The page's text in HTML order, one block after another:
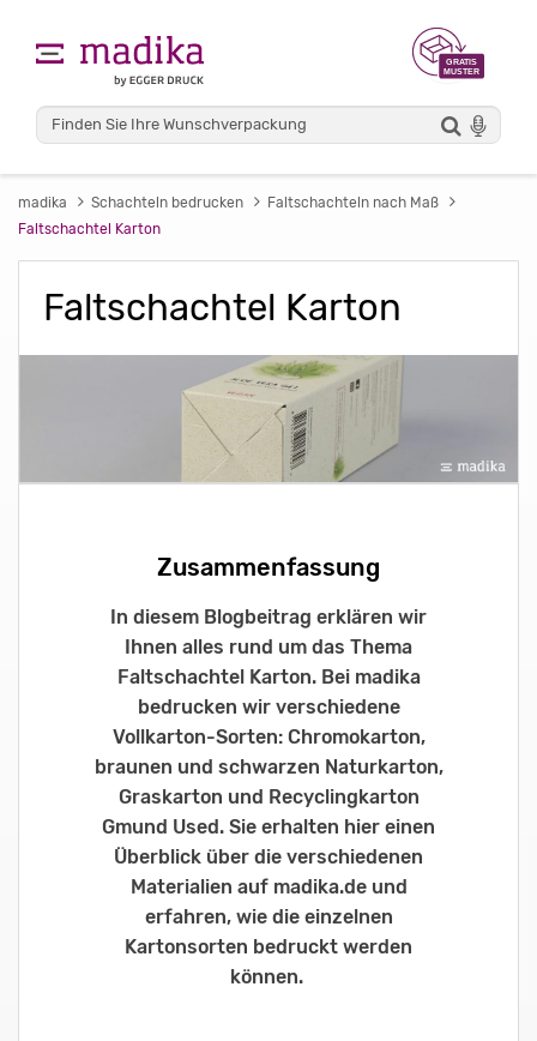
madika Schachteln bedrucken
Faltschachteln nach Maß
Faltschachtel Karton
Faltschachtel Karton
Zusammenfassung
In diesem Blogbeitrag erklären wir
Ihnen alles rund um das Thema
Faltschachtel Karton. Bei madika
bedrucken wir verschiedene
Vollkarton-Sorten: Chromokarton,
braunen und schwarzen Naturkarton,
Graskarton und Recyclingkarton
Gmund Used. Sie erhalten hier einen
Überblick über die verschiedenen
Materialien auf madika.de und
erfahren, wie die einzelnen
Kartonsorten bedruckt werden
können.